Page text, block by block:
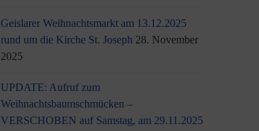
Geislarer Weihnachtsmarkt am 13.12.2025
rund um die Kirche St. Joseph 28. November
2025
UPDATE: Aufruf zum
Weihnachtsbaumschmücken –
VERSCHOBEN auf Samstag, am 29.11.2025